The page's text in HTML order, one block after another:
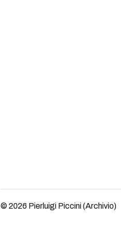
© 2026 Pierluigi Piccini (Archivio)